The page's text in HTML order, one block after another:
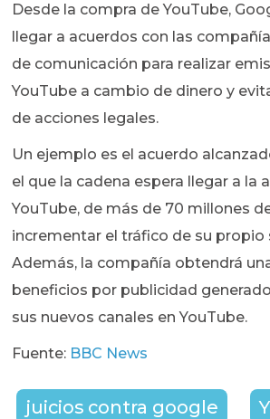
Desde la compra de YouTube,
llegar a acuerdos con las
de comunicación para realizar
YouTube a cambio de dinero y
de acciones legales.
Un ejemplo es el acuerdo
el que la cadena espera llegar a la
YouTube, de más de 70 millones
incrementar el tráfico de su propio
Además, la compañía obtendrá
beneficios por publicidad
sus nuevos canales en YouTube.
Fuente: BBC News
juicios contra google